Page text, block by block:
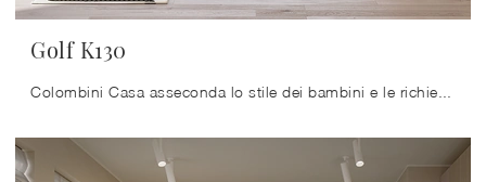
Golf K130